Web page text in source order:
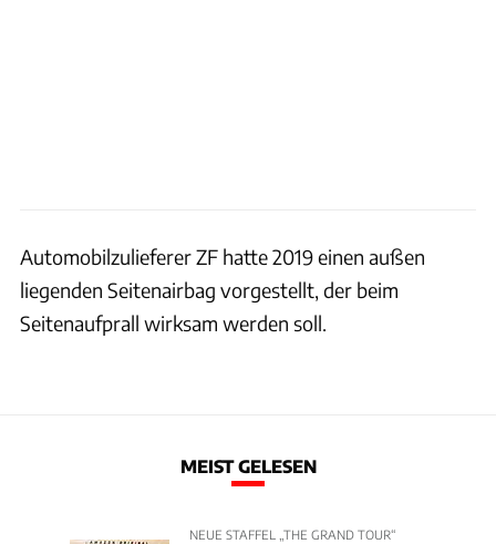
Automobilzulieferer ZF hatte 2019 einen außen
liegenden Seitenairbag vorgestellt, der beim
Seitenaufprall wirksam werden soll.
MEIST GELESEN
NEUE STAFFEL „THE GRAND TOUR“